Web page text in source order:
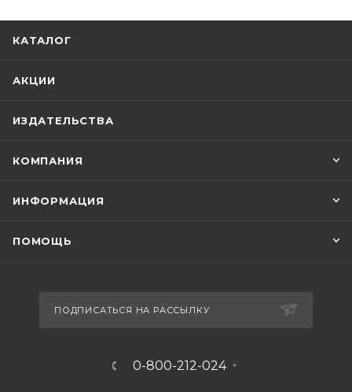
КАТАЛОГ
АКЦИИ
ИЗДАТЕЛЬСТВА
КОМПАНИЯ
ИНФОРМАЦИЯ
ПОМОЩЬ
ПОДПИСАТЬСЯ НА РАССЫЛКУ
0-800-212-024